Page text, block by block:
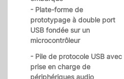
- Plate-forme de
prototypage à double port
USB fondée sur un
microcontrôleur
- Pile de protocole USB avec
prise en charge de
périphériques audio